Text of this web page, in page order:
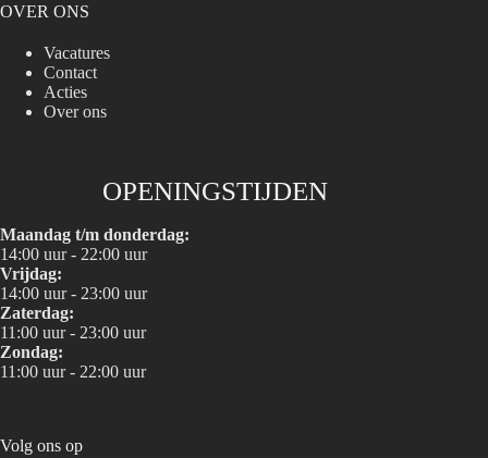
OVER ONS
Vacatures
Contact
Acties
Over ons
OPENINGSTIJDEN
Maandag t/m donderdag:
14:00 uur - 22:00 uur
Vrijdag:
14:00 uur - 23:00 uur
Zaterdag:
11:00 uur - 23:00 uur
Zondag:
11:00 uur - 22:00 uur
Volg ons op